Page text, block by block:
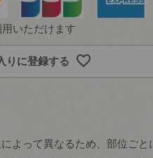
用いただけます
りに登録する
よって異なるため、部位ごと